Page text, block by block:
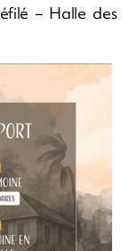
– Halle des